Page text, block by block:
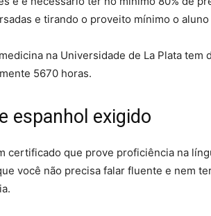
e tirando o proveito mínimo o
na Universidade de La Plata tem
5670 horas.
espanhol exigido
certificado que prove proficiência na
você não precisa falar fluente e nem